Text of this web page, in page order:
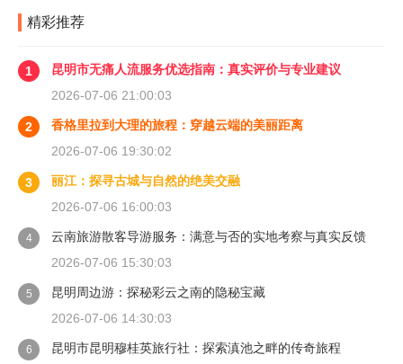
精彩推荐
1
昆明市无痛人流服务优选指南：真实评价与专业建议
2026-07-06 21:00:03
2
香格里拉到大理的旅程：穿越云端的美丽距离
2026-07-06 19:30:02
3
丽江：探寻古城与自然的绝美交融
2026-07-06 16:00:03
4
云南旅游散客导游服务：满意与否的实地考察与真实反馈
2026-07-06 15:30:03
5
昆明周边游：探秘彩云之南的隐秘宝藏
2026-07-06 14:30:03
6 昆明市昆明穆桂英旅行社：探索滇池之畔的传奇旅程